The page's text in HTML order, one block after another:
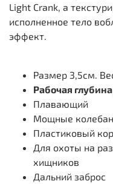
Light Crank, а
исполненное тело
эффект.
Размер 3,5см.
Рабочая
Плавающий
Мощные
Пластиковый
Для охоты на
хищников
Дальний заброс